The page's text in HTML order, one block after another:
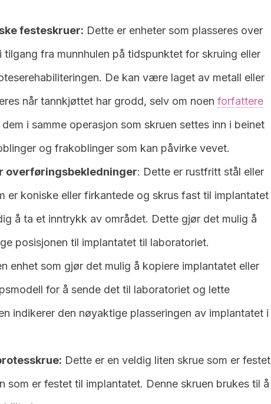
festeskruer: Dette er enheter som plasseres over
tilgang fra munnhulen på tidspunktet for skruing eller
De kan være laget av metall eller
når tannkjøttet har grodd, selv om noen forfattere
i samme operasjon som skruen settes inn i beinet
og frakoblinger som kan påvirke vevet.
overføringsbekledninger: Dette er rustfritt stål eller
er koniske eller firkantede og skrus fast til implantatet
å ta et inntrykk av området. Dette gjør det mulig å
posisjonen til implantatet til laboratoriet.
enhet som gjør det mulig å kopiere implantatet eller
for å sende det til laboratoriet og lette
indikerer den nøyaktige plasseringen av implantatet i
Dette er en veldig liten skrue som er festet
som er festet til implantatet. Denne skruen brukes til å